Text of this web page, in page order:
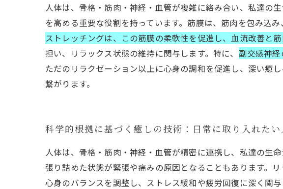
人体は、骨格・筋肉・神経・血管が複雑に絡み合い、私達の
を高める重要な役割を持っています。筋膜は、筋肉を包み込
ストレッチングは、この筋膜の柔軟性を促進し、血流改善と
担い、リラックス状態の維持に関与します。特に、 副交感神
ただのリラクゼーション以上に心身の調和を促進し、深い癒
繋がります。
科学的根拠に基づく癒しの技術：日常に取り入れたい
人体は、骨格・筋肉・神経・血管が精密に連携し、私達の生
張り詰めた状態が緊張や痛みの原因となることもあります。
心身のバランスを調整し、ストレス緩和や疲労回復に深く関与